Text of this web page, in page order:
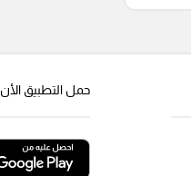
حمل التطبيق الأن